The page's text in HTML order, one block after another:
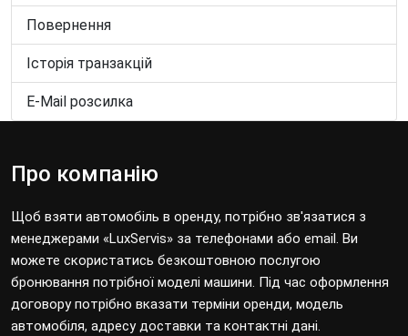
Повернення
Історія транзакцій
E-Mail розсилка
Про компанію
Щоб взяти автомобіль в оренду, потрібно зв'язатися з
менеджерами «LuxServis» за телефонами або email. Ви
можете скористатись безкоштовною послугою
бронювання потрібної моделі машини. Під час оформлення
договору потрібно вказати терміни оренди, модель
автомобіля, адресу доставки та контактні дані.